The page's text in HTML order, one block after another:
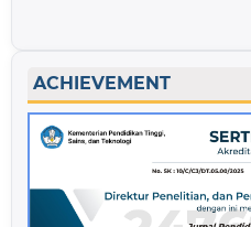
ACHIEVEMENT